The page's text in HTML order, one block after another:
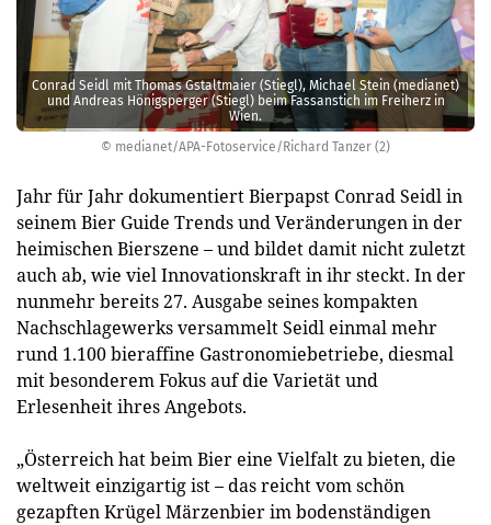
© medianet/APA-Fotoservice/Richard Tanzer (2)
Conrad Seidl mit Thomas Gstaltmaier (Stiegl), Michael Stein (medianet)
und Andreas Hönigsperger (Stiegl) beim Fassanstich im Freiherz in
Wien.
Jahr für Jahr dokumentiert Bierpapst Conrad Seidl in
seinem Bier Guide Trends und Veränderungen in der
heimischen Bierszene – und bildet damit nicht zuletzt
auch ab, wie viel Innovationskraft in ihr steckt. In der
nunmehr bereits 27. Ausgabe seines kompakten
Nachschlagewerks versammelt Seidl einmal mehr
rund 1.100 bieraffine Gastronomiebetriebe, diesmal
mit besonderem Fokus auf die Varietät und
Erlesenheit ihres Angebots.
„Österreich hat beim Bier eine Vielfalt zu bieten, die
weltweit einzigartig ist – das reicht vom schön
gezapften Krügel Märzenbier im bodenständigen